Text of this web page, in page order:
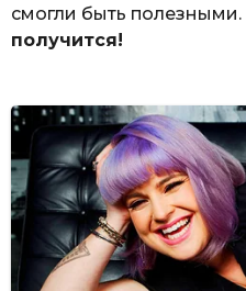
смогли быть полезными.
получится!